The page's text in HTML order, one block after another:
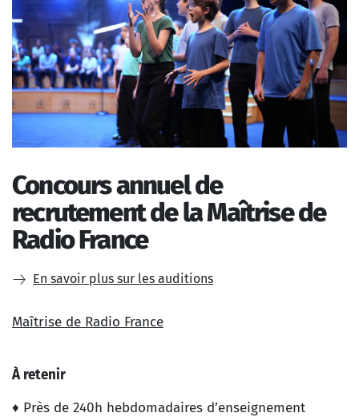
Concours annuel de
recrutement de la Maîtrise de
Radio France
En savoir plus sur les auditions
Maîtrise de Radio France
À retenir
♦ Près de 240h hebdomadaires d’enseignement